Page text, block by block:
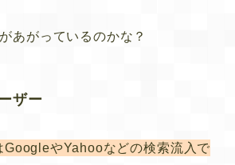
あがっているのかな？
ザー
やYahooなどの検索流入で